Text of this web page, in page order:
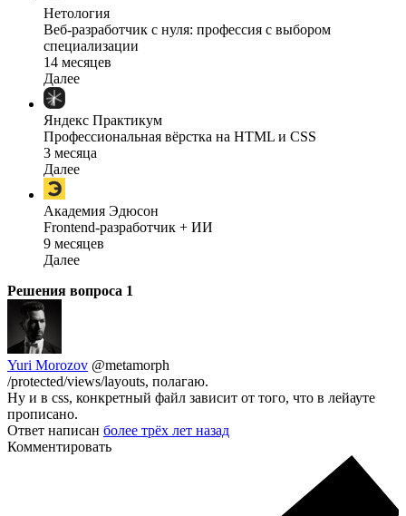
Нетология
Веб-разработчик с нуля: профессия с выбором
специализации
14 месяцев
Далее
Яндекс Практикум
Профессиональная вёрстка на HTML и CSS
3 месяца
Далее
Академия Эдюсон
Frontend-разработчик + ИИ
9 месяцев
Далее
Решения вопроса 1
Yuri Morozov @metamorph
/protected/views/layouts, полагаю.
Ну и в css, конкретный файл зависит от того, что в лейауте
прописано.
Ответ написан более трёх лет назад
Комментировать